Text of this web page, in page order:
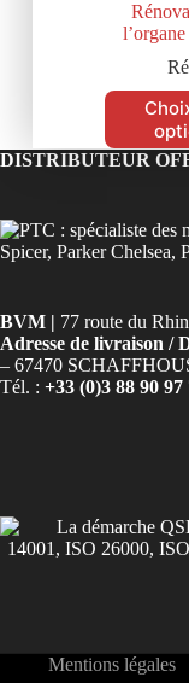
DISTRIBUTEUR
BVM | 77 route du
Adresse de livraison /
– 67470
Tél. : +33 (0)3 88 90 97
Mentions légales